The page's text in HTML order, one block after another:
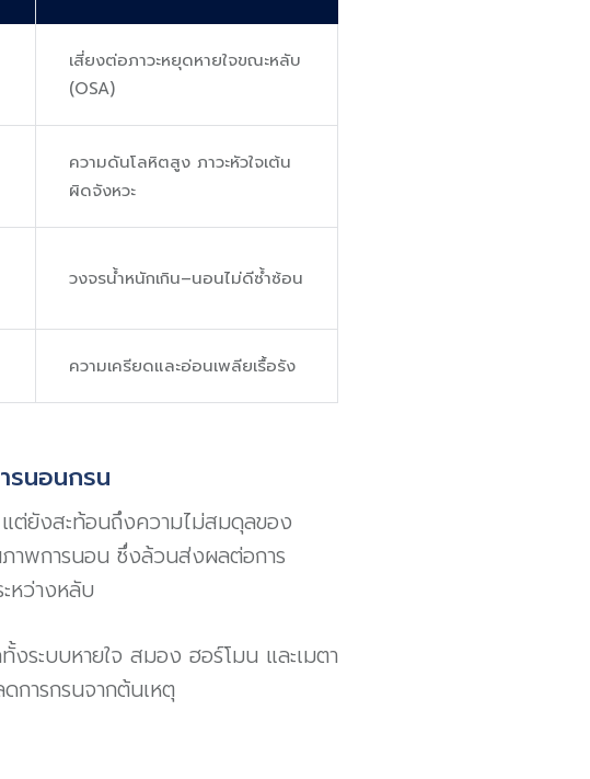
เสี่ยงต่อภาวะหยุดหายใจขณะหลับ
(OSA)
ความดันโลหิตสูง ภาวะหัวใจเต้น
ผิดจังหวะ
วงจรน้ำหนักเกิน–นอนไม่ดีซ้ำซ้อน
ความเครียดและอ่อนเพลียเรื้อรัง
รนอนกรน
ต่ยังสะท้อนถึงความไม่สมดุลของ
ภาพการนอน ซึ่งล้วนส่งผลต่อการ
หว่างหลับ
ระบบหายใจ สมอง ฮอร์โมน และเมตา
การกรนจากต้นเหตุ